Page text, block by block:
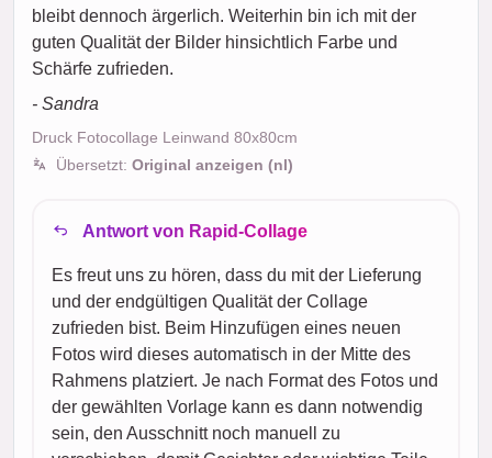
bleibt dennoch ärgerlich. Weiterhin bin ich mit der
guten Qualität der Bilder hinsichtlich Farbe und
Schärfe zufrieden.
- Sandra
Druck Fotocollage Leinwand 80x80cm
Übersetzt: Original anzeigen (nl)
Antwort von Rapid-Collage
Es freut uns zu hören, dass du mit der Lieferung
und der endgültigen Qualität der Collage
zufrieden bist. Beim Hinzufügen eines neuen
Fotos wird dieses automatisch in der Mitte des
Rahmens platziert. Je nach Format des Fotos und
der gewählten Vorlage kann es dann notwendig
sein, den Ausschnitt noch manuell zu